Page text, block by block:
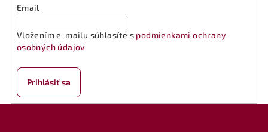
Email
Vložením e-mailu súhlasíte s podmienkami ochrany
osobných údajov
Prihlásiť sa